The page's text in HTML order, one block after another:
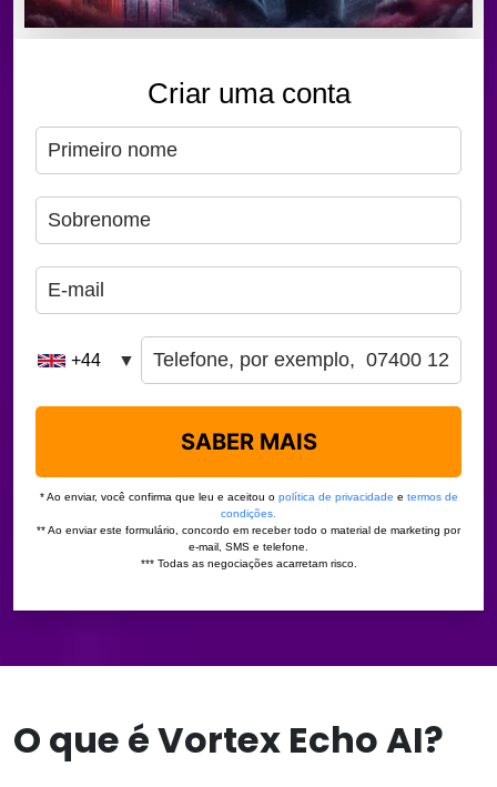
O que é Vortex Echo AI?